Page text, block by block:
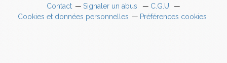
Contact
Signaler un abus
C.G.U.
Cookies et données personnelles
Préférences cookies